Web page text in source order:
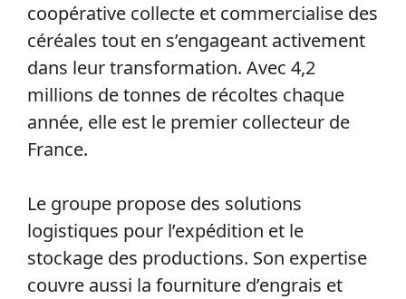
coopérative collecte et commercialise des
céréales tout en s’engageant activement
dans leur transformation. Avec 4,2
millions de tonnes de récoltes chaque
année, elle est le premier collecteur de
France.
Le groupe propose des solutions
logistiques pour l’expédition et le
stockage des productions. Son expertise
couvre aussi la fourniture d’engrais et